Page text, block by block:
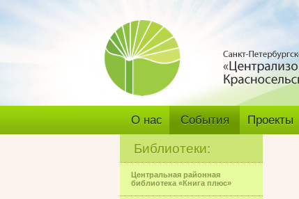
О нас События Проекты
Библиотеки:
Центральная районная
библиотека «Книга плюс»